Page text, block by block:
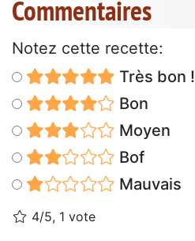
Commentaires
Notez cette recette:
Très bon !
Bon
Moyen
Bof
Mauvais
4/5, 1 vote